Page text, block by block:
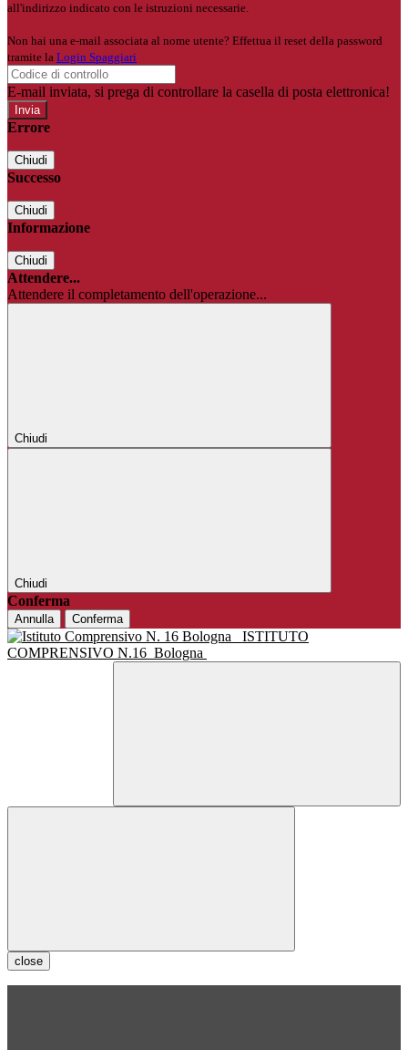
all'indirizzo indicato con le istruzioni necessarie.
Non hai una e-mail associata al nome utente? Effettua il reset della password
tramite la Login Spaggiari
E-mail inviata, si prega di controllare la casella di posta elettronica!
Errore
Chiudi
Successo
Chiudi
Informazione
Chiudi
Attendere...
Attendere il completamento dell'operazione...
Chiudi
Chiudi
Conferma
Annulla Conferma
ISTITUTO
COMPRENSIVO N.16 Bologna
close